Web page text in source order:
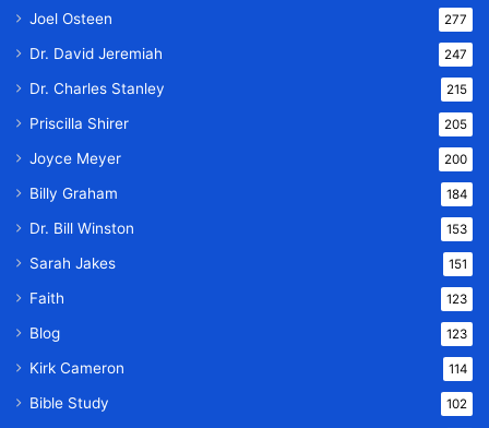
Joel Osteen 277
Dr. David Jeremiah 247
Dr. Charles Stanley 215
Priscilla Shirer 205
Joyce Meyer 200
Billy Graham 184
Dr. Bill Winston 153
Sarah Jakes 151
Faith 123
Blog 123
Kirk Cameron 114
Bible Study 102